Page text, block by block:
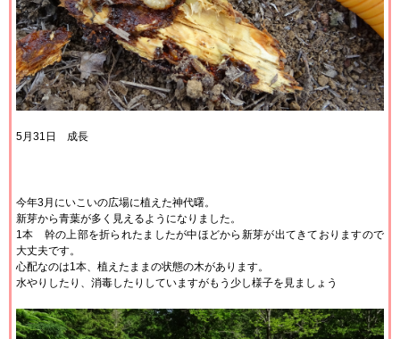
5月31日 成長
今年3月にいこいの広場に植えた神代曙。
新芽から青葉が多く見えるようになりました。
1本 幹の上部を折られたましたが中ほどから新芽が出てきておりますので
大丈夫です。
心配なのは1本、植えたままの状態の木があります。
水やりしたり、消毒したりしていますがもう少し様子を見ましょう